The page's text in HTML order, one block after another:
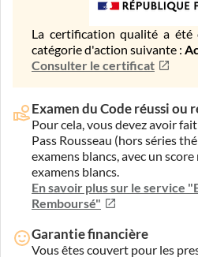
La certification qualité a
catégorie d'action suivante :
Consulter le certificat
Examen du Code réussi ou
Pour cela, vous devez avoir
Pass Rousseau (hors séries
examens blancs, avec un
examens blancs.
En savoir plus sur le service
Remboursé"
Garantie financière
Vous êtes couvert pour les